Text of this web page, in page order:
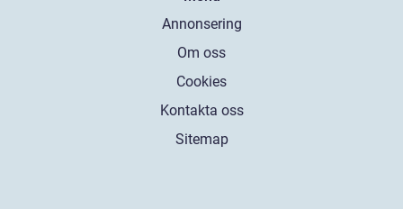
Annonsering
Om oss
Cookies
Kontakta oss
Sitemap